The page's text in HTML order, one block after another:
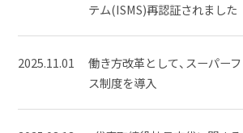
テム(ISMS)再認証されました
2025.11.01
働き方改革として、スーパー
ス制度を導入